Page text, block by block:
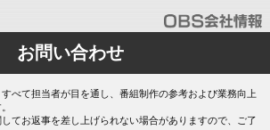
お問い合わせ
べて担当者が目を通し、番組制作の参考および業務向上
てお返事を差し上げられない場合がありますので、ご了